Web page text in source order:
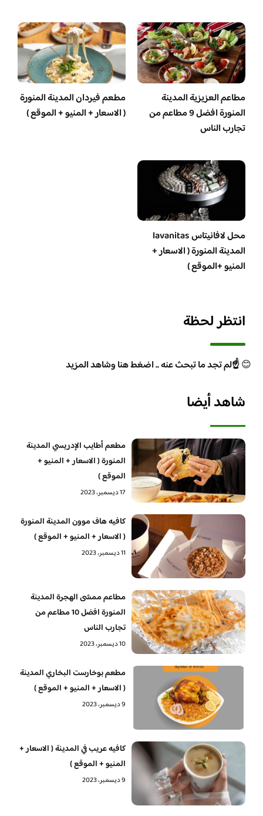
مطاعم العزيزية المدينة
المنورة افضل 9 مطاعم من
تجارب الناس
مطعم فيردان المدينة المنورة
( الاسعار + المنيو + الموقع )
محل لافانيتاس lavanitas
المدينة المنورة ( الاسعار +
المنيو +الموقع )
انتظر لحظة
😊☝️لم تجد ما تبحث عنه .. اضغط هنا وشاهد المزيد
شاهد أيضا
مطعم أطايب الإدريسي المدينة
المنورة ( الاسعار + المنيو +
الموقع )
17 ديسمبر، 2023
كافيه هاف موون المدينة المنورة
( الاسعار + المنيو + الموقع )
11 ديسمبر، 2023
مطاعم ممشى الهجرة المدينة
المنورة افضل 10 مطاعم من
تجارب الناس
10 ديسمبر، 2023
مطعم بوخارست البخاري المدينة
( الاسعار + المنيو + الموقع )
9 ديسمبر، 2023
كافيه عريب في المدينة ( الاسعار +
المنيو + الموقع )
9 ديسمبر، 2023